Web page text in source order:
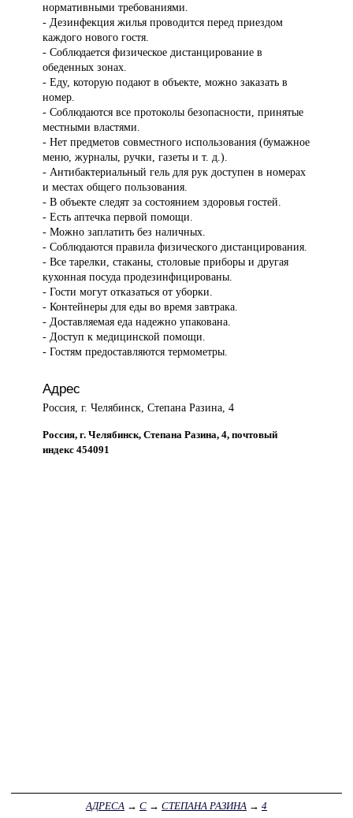
нормативными требованиями.
- Дезинфекция жилья проводится перед приездом
каждого нового гостя.
- Соблюдается физическое дистанцирование в
обеденных зонах.
- Еду, которую подают в объекте, можно заказать в
номер.
- Соблюдаются все протоколы безопасности, принятые
местными властями.
- Нет предметов совместного использования (бумажное
меню, журналы, ручки, газеты и т. д.).
- Антибактериальный гель для рук доступен в номерах
и местах общего пользования.
- В объекте следят за состоянием здоровья гостей.
- Есть аптечка первой помощи.
- Можно заплатить без наличных.
- Соблюдаются правила физического дистанцирования.
- Все тарелки, стаканы, столовые приборы и другая
кухонная посуда продезинфицированы.
- Гости могут отказаться от уборки.
- Контейнеры для еды во время завтрака.
- Доставляемая еда надежно упакована.
- Доступ к медицинской помощи.
- Гостям предоставляются термометры.
Адрес
Россия, г. Челябинск, Степана Разина, 4
Россия, г. Челябинск, Степана Разина, 4, почтовый
индекс 454091
АДРЕСА → С → СТЕПАНА РАЗИНА → 4